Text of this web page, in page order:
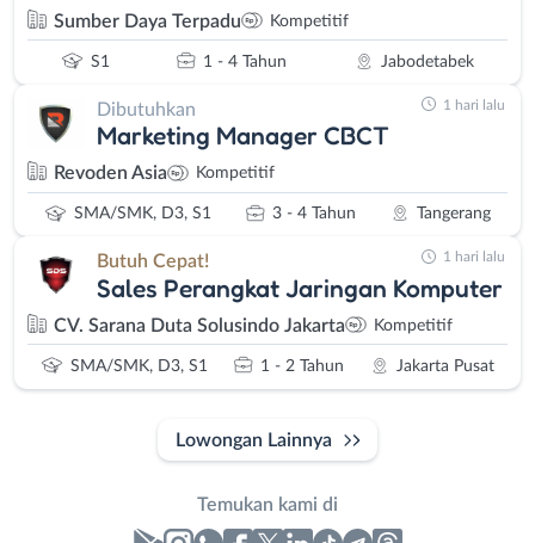
Sumber Daya Terpadu Kompetitif
S1 1 - 4 Tahun Jabodetabek
Dibutuhkan
Marketing Manager CBCT
Revoden Asia Kompetitif
SMA/SMK, D3, S1 3 - 4 Tahun Tangerang
1 hari lalu
Butuh Cepat!
Sales Perangkat Jaringan Komputer
CV. Sarana Duta Solusindo Jakarta Kompetitif
SMA/SMK, D3, S1 1 - 2 Tahun Jakarta Pusat
1 hari lalu
Lowongan Lainnya
Temukan kami di